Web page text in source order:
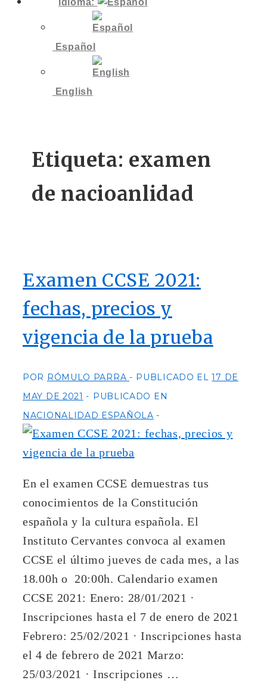
Idioma:
Español
English
Etiqueta: examen
de nacioanlidad
Examen CCSE 2021:
fechas, precios y
vigencia de la prueba
POR RÓMULO PARRA PUBLICADO EL17 DE
MAY DE 2021
PUBLICADO EN
NACIONALIDAD ESPAÑOLA
En el examen CCSE demuestras tus
conocimientos de la Constitución
española y la cultura española. El
Instituto Cervantes convoca al examen
CCSE el último jueves de cada mes, a las
18.00h o 20:00h. Calendario examen
CCSE 2021: Enero: 28/01/2021 ·
Inscripciones hasta el 7 de enero de 2021
Febrero: 25/02/2021 · Inscripciones hasta
el 4 de febrero de 2021 Marzo:
25/03/2021 · Inscripciones …